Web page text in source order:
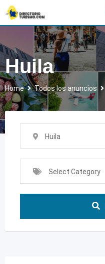
Skip
to
content
Huila
Home Todos los anuncios
Huila
Select Category